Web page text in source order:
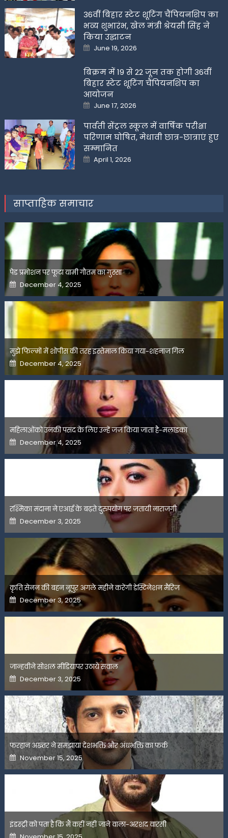
36वीं बिहार स्टेट शूटिंग चैंपियनशिप का
भव्य शुभारंभ, खेल मंत्री श्रेयसी सिंह ने
किया उद्घाटन
Posted
on
June 19, 2026
बिक्रम में 19 से 22 जून तक होगी 36वीं
बिहार स्टेट शूटिंग चैंपियनशिप का
आयोजन
Posted
on
June 17, 2026
पार्वती सेंट्रल स्कूल में वार्षिक परीक्षा
परिणाम घोषित, मेधावी छात्र-छात्राएं हुए
सम्मानित
Posted
on
April 1, 2026
साप्ताहिक समाचार
पेड प्रमोशन पर फूटा यामी गौतम का गुस्सा
Posted
on
December 4, 2025
मुझे फिल्मों में शोपीस की तरह इस्तेमाल किया गया-शहनाज गिल
Posted
on
December 4, 2025
महिलाओंको उनकी पसंद के लिए उन्हें जज किया जाता है-मलाइका
Posted
on
December 4, 2025
रश्मिका मंदाना ने एआई के बढ़ते दुरुपयोग पर जतायी नाराजगी
Posted
on
December 3, 2025
कृति सेनन की बहन नूपुर अगले महीने करेंगी डेस्टिनेशन मैरिज
Posted
on
December 3, 2025
जान्हवीने सोशल मीडियापर उठाये सवाल
Posted
on
December 3, 2025
फरहान अख्तर ने समझाया देशभक्ति और अंधभक्ति का फर्क
Posted
on
November 15, 2025
इंडस्ट्री को पता है कि मैं कहीं नहीं जाने वाला-अरशद वारसी
Posted